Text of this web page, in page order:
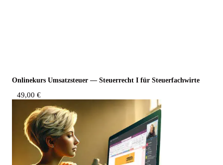
Online­kurs Umsatz­steu­er — Steu­er­recht I für Steuerfachwirte
49,00 €